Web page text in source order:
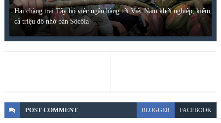
Hai chàng trai Tây bỏ việc ngân hàng tới Việt Nam khởi nghiệp, kiếm
cả triệu đô nhờ bán Sôcôla
POST COMMENT BLOGGER FACEBOOK